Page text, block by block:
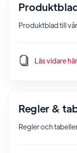
Produktblad till
Läs vidare här
Regler &
Regler och